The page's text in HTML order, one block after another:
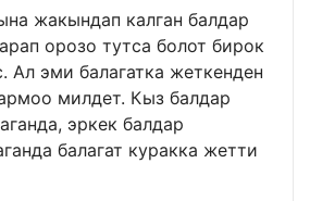
жакындап калган балдар
орозо тутса болот бирок
Ал эми балагатка жеткенден
милдет. Кыз балдар
эркек балдар
балагат куракка жетти